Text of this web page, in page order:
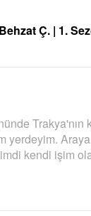
Behzat Ç. | 1.
Trakya'nın
yerdeyim.
kendi işim